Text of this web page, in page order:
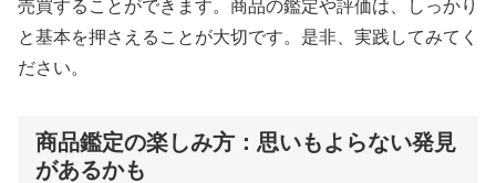
売買することができます。商品の鑑定や評価は、しっかり
と基本を押さえることが大切です。是非、実践してみてく
ださい。
商品鑑定の楽しみ方：思いもよらない発見
があるかも